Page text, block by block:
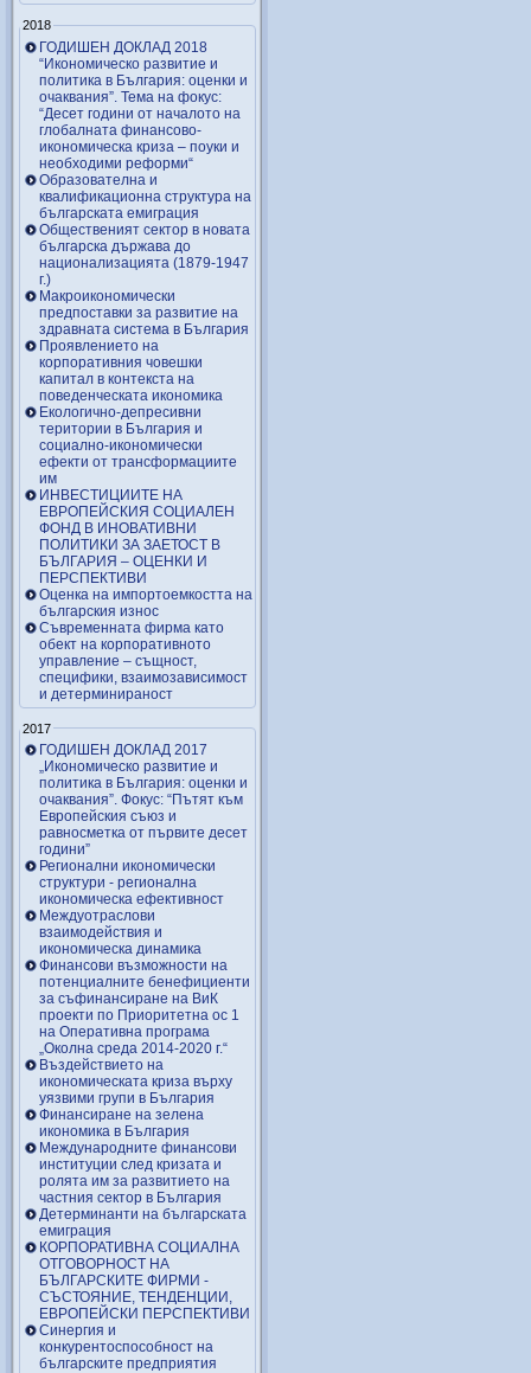
2018
ГОДИШЕН ДОКЛАД 2018
“Икономическо развитие и
политика в България: оценки и
очаквания”. Тема на фокус:
“Десет години от началото на
глобалната финансово-
икономическа криза – поуки и
необходими реформи“
Образователна и
квалификационна структура на
българската емиграция
Общественият сектор в новата
българска държава до
национализацията (1879-1947
г.)
Макроикономически
предпоставки за развитие на
здравната система в България
Проявлението на
корпоративния човешки
капитал в контекста на
поведенческата икономика
Екологично-депресивни
територии в България и
социално-икономически
ефекти от трансформациите
им
ИНВЕСТИЦИИТЕ НА
ЕВРОПЕЙСКИЯ СОЦИАЛЕН
ФОНД В ИНОВАТИВНИ
ПОЛИТИКИ ЗА ЗАЕТОСТ В
БЪЛГАРИЯ – OЦЕНКИ И
ПЕРСПЕКТИВИ
Оценка на импортоемкостта на
българския износ
Съвременната фирма като
обект на корпоративното
управление – същност,
специфики, взаимозависимост
и детерминираност
2017
ГОДИШЕН ДОКЛАД 2017
„Икономическо развитие и
политика в България: оценки и
очаквания”. Фокус: “Пътят към
Европейския съюз и
равносметка от първите десет
години”
Регионални икономически
структури - регионална
икономическа ефективност
Междуотраслови
взаимодействия и
икономическа динамика
Финансови възможности на
потенциалните бенефициенти
за съфинансиране на ВиК
проекти по Приоритетна ос 1
на Оперативна програма
„Околна среда 2014-2020 г.“
Въздействието на
икономическата криза върху
уязвими групи в България
Финансиране на зелена
икономика в България
Международните финансови
институции след кризата и
ролята им за развитието на
частния сектор в България
Детерминанти на българската
емиграция
КОРПОРАТИВНА СОЦИАЛНА
ОТГОВОРНОСТ НА
БЪЛГАРСКИТЕ ФИРМИ -
СЪСТОЯНИЕ, ТЕНДЕНЦИИ,
ЕВРОПЕЙСКИ ПЕРСПЕКТИВИ
Синергия и
конкурентоспособност на
българските предприятия